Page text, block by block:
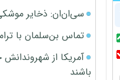
سی‌ان‌ان: ذخایر
تماس بن‌سلمان با
آمریکا از
باشند